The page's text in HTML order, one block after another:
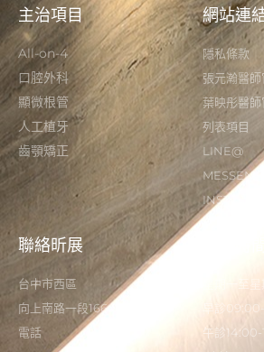
主治項目
All-on-4
口腔外科
顯微根管
人工植牙
齒顎矯正
網站連
隱私條款
張元瀚醫師
葉映彤醫師
列表項目
LINE@
聯絡昕展
台中市西區
向上南路一段166-5號
電話
星期一至
早診
午診